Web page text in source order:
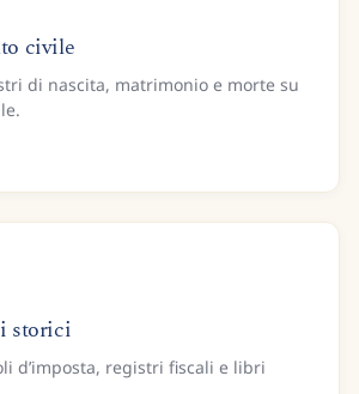
civile
di nascita, matrimonio e morte su
storici
d’imposta, registri fiscali e libri